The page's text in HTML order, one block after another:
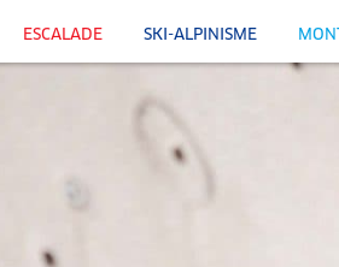
ESCALADE SKI-ALPINISME